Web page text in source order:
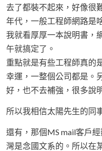
去了都裝不起來，好像很
年代，一般工程師網路是
我就看厚厚一本說明書，
午就搞定了。
重點就是有些工程師真的
幸運，一整個公司都是。
好，也不去補強，很多說
所以我相信太陽先生的同
還有，那個MS mail客戶
灣是念國文系的。所以在